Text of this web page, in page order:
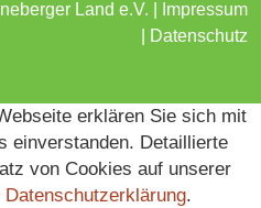
Land e.V. |
Impressum
Datenschutz
erklären Sie sich mit
einverstanden. Detaillierte
von Cookies auf unserer
Datenschutzerklärung.